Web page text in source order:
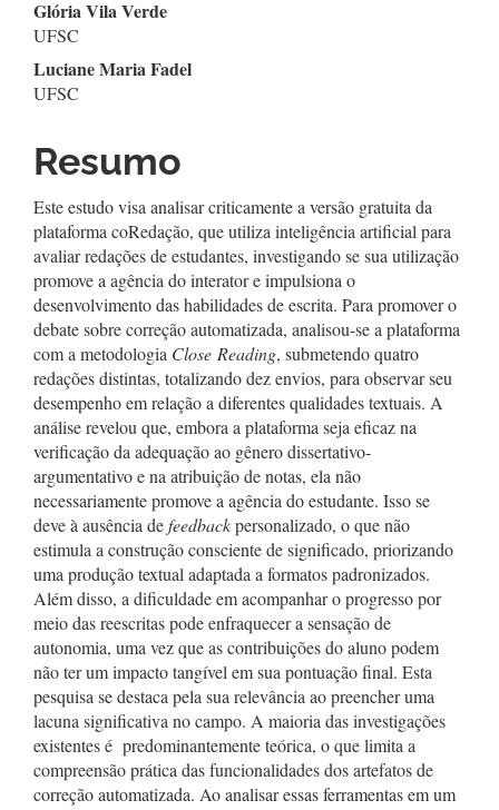
artigo
principal
Glória Vila Verde
UFSC
Luciane Maria Fadel
UFSC
Resumo
Este estudo visa analisar criticamente a versão gratuita da
plataforma coRedação, que utiliza inteligência artificial para
avaliar redações de estudantes, investigando se sua utilização
promove a agência do interator e impulsiona o
desenvolvimento das habilidades de escrita. Para promover o
debate sobre correção automatizada, analisou-se a plataforma
com a metodologia Close Reading, submetendo quatro
redações distintas, totalizando dez envios, para observar seu
desempenho em relação a diferentes qualidades textuais. A
análise revelou que, embora a plataforma seja eficaz na
verificação da adequação ao gênero dissertativo-
argumentativo e na atribuição de notas, ela não
necessariamente promove a agência do estudante. Isso se
deve à ausência defeedbackpersonalizado, o que não
estimula a construção consciente de significado, priorizando
uma produção textual adaptada a formatos padronizados.
Além disso, a dificuldade em acompanhar o progresso por
meio das reescritas pode enfraquecer a sensação de
autonomia, uma vez que as contribuições do aluno podem
não ter um impacto tangível em sua pontuação final. Esta
pesquisa se destaca pela sua relevância ao preencher uma
lacuna significativa no campo. A maioria das investigações
existentes é predominantemente teórica, o que limita a
compreensão prática das funcionalidades dos artefatos de
correção automatizada. Ao analisar essas ferramentas em um